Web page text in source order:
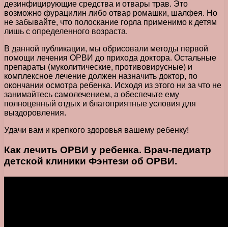
дезинфицирующие средства и отвары трав. Это
возможно фурацилин либо отвар ромашки, шалфея. Но
не забывайте, что полоскание горла применимо к детям
лишь с определенного возраста.
В данной публикации, мы обрисовали методы первой
помощи лечения ОРВИ до прихода доктора. Остальные
препараты (муколитические, противовирусные) и
комплексное лечение должен назначить доктор, по
окончании осмотра ребенка. Исходя из этого ни за что не
занимайтесь самолечением, а обеспечьте ему
полноценный отдых и благоприятные условия для
выздоровления.
Удачи вам и крепкого здоровья вашему ребенку!
Как лечить ОРВИ у ребенка. Врач-педиатр
детской клиники Фэнтези об ОРВИ.